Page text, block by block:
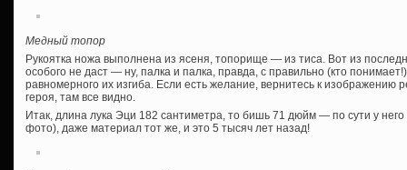
Медный топор
Рукоятка ножа выполнена из ясеня, топорище — из тиса. Вот из
особого не даст — ну, палка и палка, правда, с правильно (кто
равномерного их изгиба. Если есть желание, вернитесь к изображению
героя, там все видно.
Итак, длина лука Эци 182 сантиметра, то бишь 71 дюйм — по сути у него
фото), даже материал тот же, и это 5 тысяч лет назад!